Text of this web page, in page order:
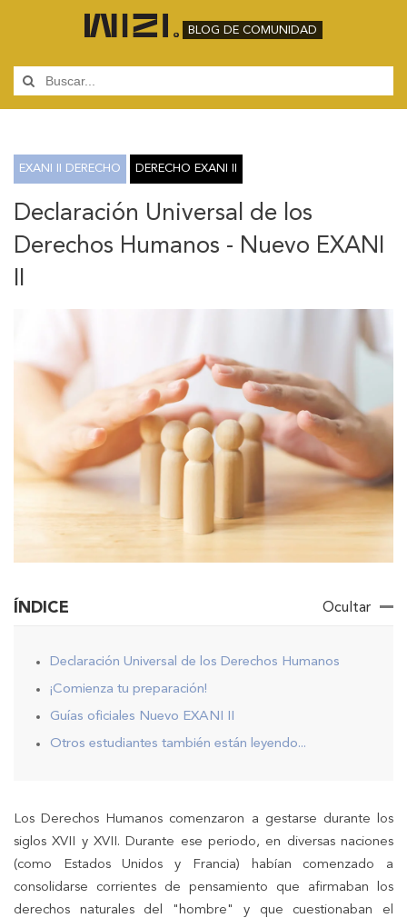
BLOG DE COMUNIDAD
EXANI II DERECHO DERECHO EXANI II
Declaración Universal de los
Derechos Humanos - Nuevo EXANI
ÍNDICE Ocultar
Declaración Universal de los Derechos Humanos
¡Comienza tu preparación!
Guías oficiales Nuevo EXANI II
Otros estudiantes también están leyendo...
Los Derechos Humanos comenzaron a gestarse durante los
siglos XVII y XVII. Durante ese periodo, en diversas naciones
(como Estados Unidos y Francia) habían comenzado a
consolidarse corrientes de pensamiento que afirmaban los
derechos naturales del "hombre" y que cuestionaban el